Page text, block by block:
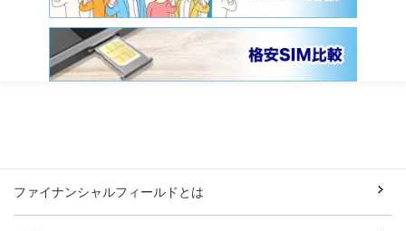
ファイナンシャルフィールドとは